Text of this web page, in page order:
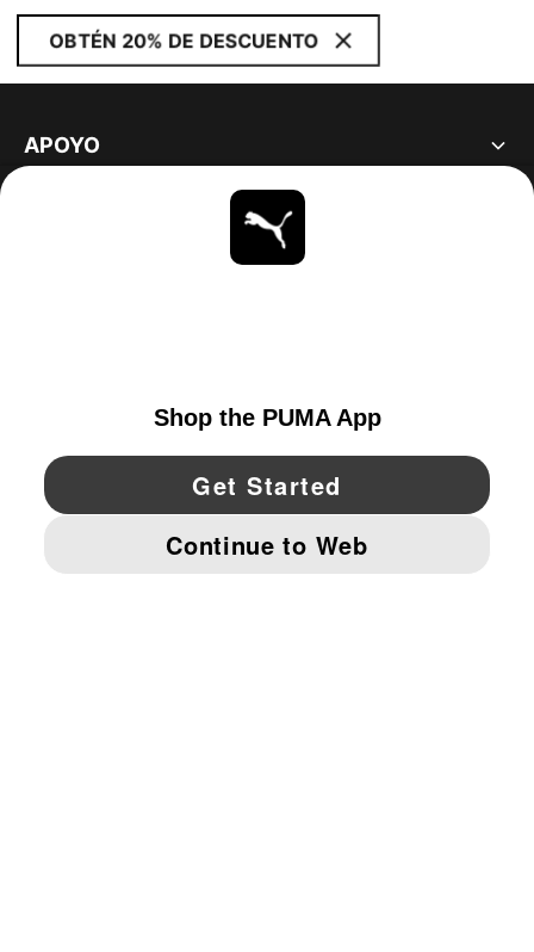
OBTÉN 20% DE DESCUENTO
APOYO
YouTube Twitter Pinterest
IMPRINT AND LEGAL DATA